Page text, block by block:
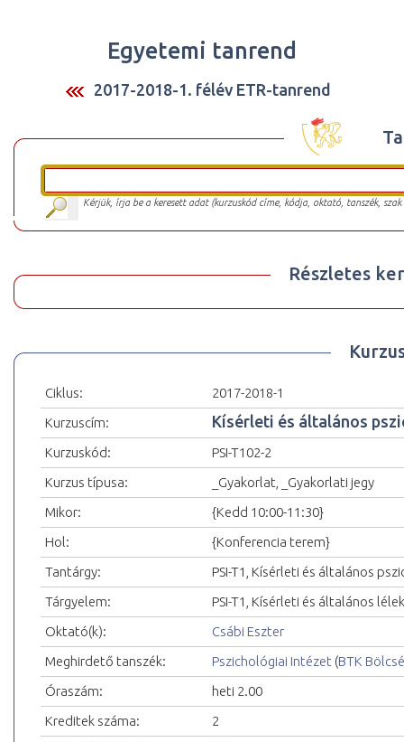
Egyetemi tanrend
2017-2018-1. félév ETR-tanrend
Kérjük, írja be a keresett adat (kurzuskód címe, kódja, oktató, tanszék,
Részletes
Ciklus:
2017-2018-1
Kurzuscím:
Kísérleti és általános
Kurzuskód:
PSI-T102-2
Kurzus típusa:
_Gyakorlat, _Gyakorlati jegy
Mikor:
{Kedd 10:00-11:30}
Hol:
{Konferencia terem}
Tantárgy:
PSI-T1, Kísérleti és általános
Tárgyelem:
PSI-T1, Kísérleti és általános
Oktató(k):
Csábi Eszter
Meghirdető tanszék:
Pszichológiai Intézet (BTK
Óraszám:
heti 2.00
Kreditek száma:
2